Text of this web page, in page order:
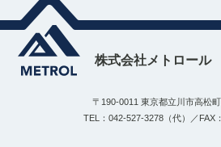
株式会社メトロール
〒190-0011 東京都立川市高松
TEL：042-527-3278（代）／FAX